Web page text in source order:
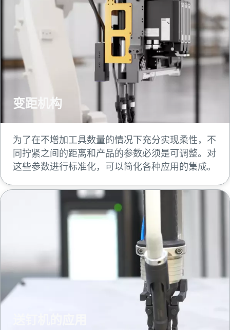
变距机构
为了在不增加工具数量的情况下充分实现柔性，不
同拧紧之间的距离和产品的参数必须是可调整。对
这些参数进行标准化，可以简化各种应用的集成。